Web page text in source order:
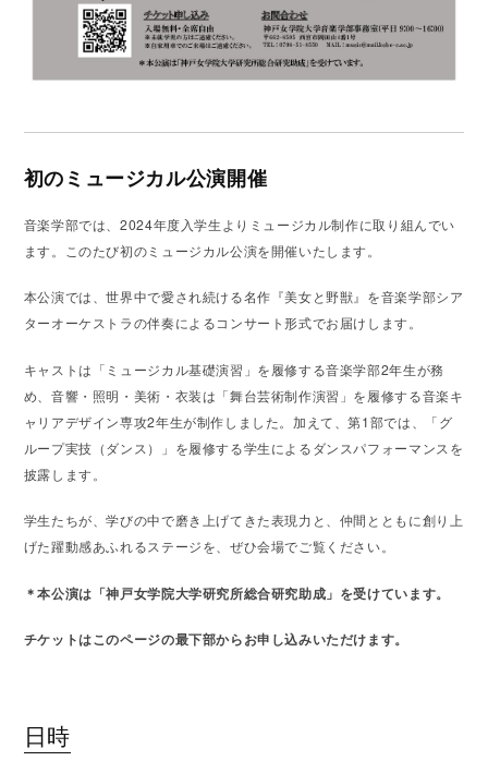
初のミュージカル公演開催
音楽学部では、2024年度入学生よりミュージカル制作に取り組んでい
ます。このたび初のミュージカル公演を開催いたします。
本公演では、世界中で愛され続ける名作『美女と野獣』を音楽学部シア
ターオーケストラの伴奏によるコンサート形式でお届けします。
キャストは「ミュージカル基礎演習」を履修する音楽学部2年生が務
め、音響・照明・美術・衣装は「舞台芸術制作演習」を履修する音楽キ
ャリアデザイン専攻2年生が制作しました。加えて、第1部では、「グ
ループ実技（ダンス）」を履修する学生によるダンスパフォーマンスを
披露します。
学生たちが、学びの中で磨き上げてきた表現力と、仲間とともに創り上
げた躍動感あふれるステージを、ぜひ会場でご覧ください。
＊本公演は「神戸女学院大学研究所総合研究助成」を受けています。
チケットはこのページの最下部からお申し込みいただけます。
日時